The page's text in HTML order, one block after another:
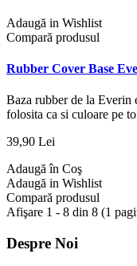
Adaugă in Wishlist
Compară produsul
Rubber Cover Base
Baza rubber de la Everin
folosita ca si culoare pe
39,90 Lei
Adaugă în Coş
Adaugă in Wishlist
Compară produsul
Afişare 1 - 8 din 8 (1
Despre Noi